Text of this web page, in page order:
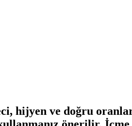
hijyen ve doğru